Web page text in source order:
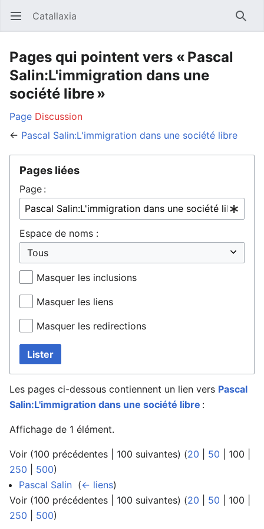
Ouvrir le menu principal Catallaxia
Pages qui pointent vers « Pascal
Salin:L'immigration dans une
société libre »
Page Discussion
← Pascal Salin:L'immigration dans une société libre
Pages liées
Page :
Espace de noms :
Masquer les inclusions
Masquer les liens
Masquer les redirections
Lister
Les pages ci-dessous contiennent un lien vers Pascal
Salin:L'immigration dans une société libre :
Affichage de 1 élément.
Voir (100 précédentes 100 suivantes) (20 50 100
250
500)
Pascal Salin (← liens)
Voir (100 précédentes 100 suivantes) (20 50 100
250
500)